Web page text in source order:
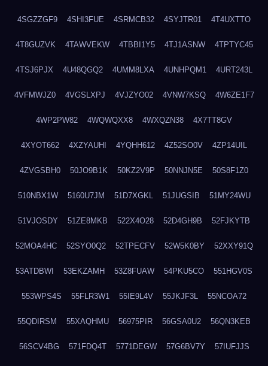
4SGZZGF9 4SHI3FUE 4SRMCB32 4SYJTR01 4T4UXTTO
4T8GUZVK 4TAWVEKW 4TBBI1Y5 4TJ1ASNW 4TPTYC45
4TSJ6PJX 4U48QGQ2 4UMM8LXA 4UNHPQM1 4URT243L
4VFMWJZ0 4VGSLXPJ 4VJZYO02 4VNW7KSQ 4W6ZE1F7
4WP2PW82 4WQWQXX8 4WXQZN38 4X7TT8GV
4XYOT662 4XZYAUHI 4YQHH612 4Z52SO0V 4ZP14UIL
4ZVGSBH0 50JO9B1K 50KZ2V9P 50NNJN5E 50S8F1Z0
510NBX1W 5160U7JM 51D7XGKL 51JUGSIB 51MY24WU
51VJOSDY 51ZE8MKB 522X4O28 52D4GH9B 52FJKYTB
52MOA4HC 52SYO0Q2 52TPECFV 52W5K0BY 52XXY91Q
53ATDBWI 53EKZAMH 53Z8FUAW 54PKU5CO 551HGV0S
553WPS4S 55FLR3W1 55IE9L4V 55JKJF3L 55NCOA72
55QDIRSM 55XAQHMU 56975PIR 56GSA0U2 56QN3KEB
56SCV4BG 571FDQ4T 5771DEGW 57G6BV7Y 57IUFJJS